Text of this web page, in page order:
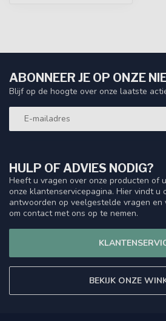
HULP OF ADVIES NODIG?
Heeft u vragen over onze producten of
onze klantenservicepagina. Hier vindt u
antwoorden op veelgestelde vragen en
om contact met ons op te nemen.
BEKIJK ONZE
ABONNEER JE OP ONZE
Blijf op de hoogte over onze laatste